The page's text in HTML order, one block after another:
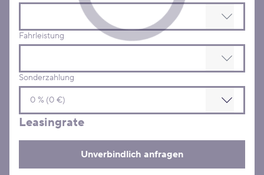
Fahrleistung
Sonderzahlung
Leasingrate
Unverbindlich anfragen